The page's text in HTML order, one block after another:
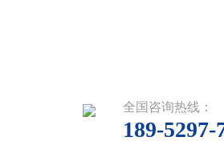
全国咨询热线：
189-5297-